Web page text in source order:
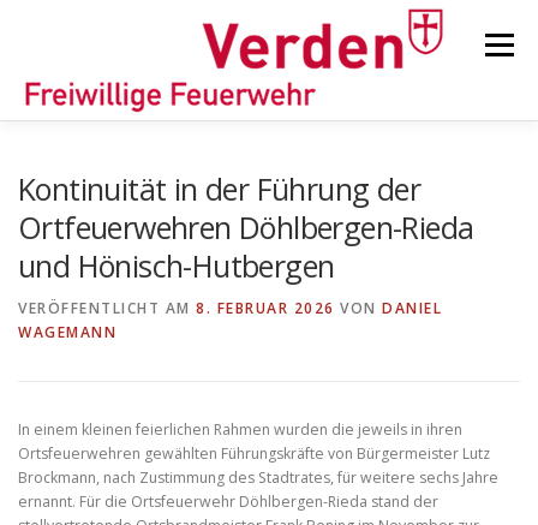
Menü
ORTSFEUERWEHREN
TIPPS/TRICKS
Kontinuität in der Führung der
Ortfeuerwehren Döhlbergen-Rieda
und Hönisch-Hutbergen
VERÖFFENTLICHT AM 8. FEBRUAR 2026 VON DANIEL
WAGEMANN
In einem kleinen feierlichen Rahmen wurden die jeweils in ihren
Ortsfeuerwehren gewählten Führungskräfte von Bürgermeister Lutz
Brockmann, nach Zustimmung des Stadtrates, für weitere sechs Jahre
ernannt. Für die Ortsfeuerwehr Döhlbergen-Rieda stand der